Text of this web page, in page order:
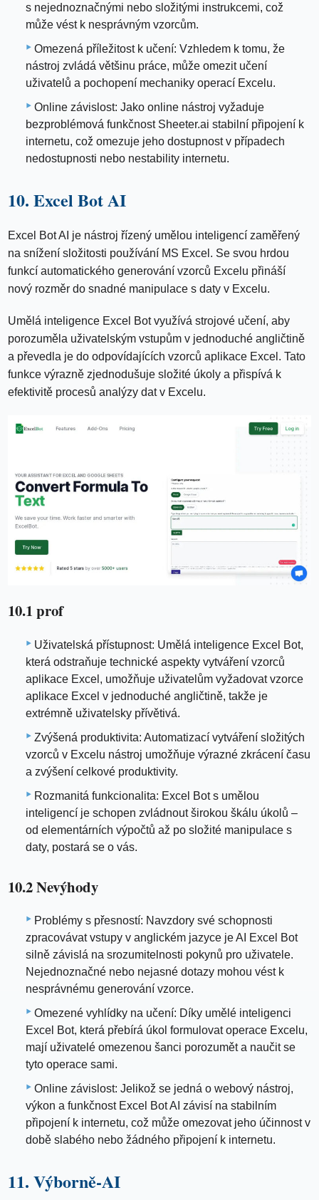
s nejednoznačnými nebo složitými instrukcemi, což
může vést k nesprávným vzorcům.
Omezená příležitost k učení: Vzhledem k tomu, že
nástroj zvládá většinu práce, může omezit učení
uživatelů a pochopení mechaniky operací Excelu.
Online závislost: Jako online nástroj vyžaduje
bezproblémová funkčnost Sheeter.ai stabilní připojení k
internetu, což omezuje jeho dostupnost v případech
nedostupnosti nebo nestability internetu.
10. Excel Bot AI
Excel Bot AI je nástroj řízený umělou inteligencí zaměřený
na snížení složitosti používání MS Excel. Se svou hrdou
funkcí automatického generování vzorců Excelu přináší
nový rozměr do snadné manipulace s daty v Excelu.
Umělá inteligence Excel Bot využívá strojové učení, aby
porozuměla uživatelským vstupům v jednoduché angličtině
a převedla je do odpovídajících vzorců aplikace Excel. Tato
funkce výrazně zjednodušuje složité úkoly a přispívá k
efektivitě procesů analýzy dat v Excelu.
10.1 prof
Uživatelská přístupnost: Umělá inteligence Excel Bot,
která odstraňuje technické aspekty vytváření vzorců
aplikace Excel, umožňuje uživatelům vyžadovat vzorce
aplikace Excel v jednoduché angličtině, takže je
extrémně uživatelsky přívětivá.
Zvýšená produktivita: Automatizací vytváření složitých
vzorců v Excelu nástroj umožňuje výrazné zkrácení času
a zvýšení celkové produktivity.
Rozmanitá funkcionalita: Excel Bot s umělou
inteligencí je schopen zvládnout širokou škálu úkolů –
od elementárních výpočtů až po složité manipulace s
daty, postará se o vás.
10.2 Nevýhody
Problémy s přesností: Navzdory své schopnosti
zpracovávat vstupy v anglickém jazyce je AI Excel Bot
silně závislá na srozumitelnosti pokynů pro uživatele.
Nejednoznačné nebo nejasné dotazy mohou vést k
nesprávnému generování vzorce.
Omezené vyhlídky na učení: Díky umělé inteligenci
Excel Bot, která přebírá úkol formulovat operace Excelu,
mají uživatelé omezenou šanci porozumět a naučit se
tyto operace sami.
Online závislost: Jelikož se jedná o webový nástroj,
výkon a funkčnost Excel Bot AI závisí na stabilním
připojení k internetu, což může omezovat jeho účinnost v
době slabého nebo žádného připojení k internetu.
11. Výborně-AI